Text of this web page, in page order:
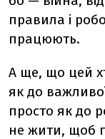
правила і
працюють.
А ще, що цей
як до
просто як до
не жити, щоб